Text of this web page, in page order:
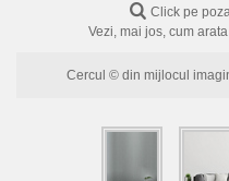
Click pe
Vezi, mai jos, cum
Cercul © din mijlocul